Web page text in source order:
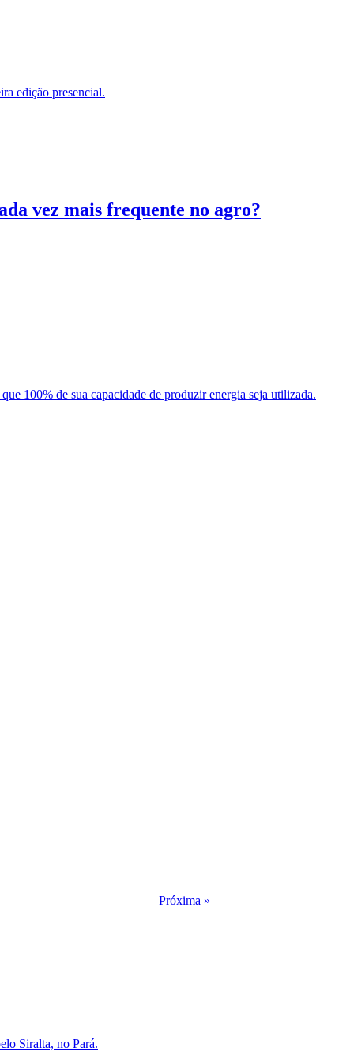
edição presencial.
vez mais frequente no agro?
100% de sua capacidade de produzir energia seja utilizada.
Próxima »
Siralta, no Pará.